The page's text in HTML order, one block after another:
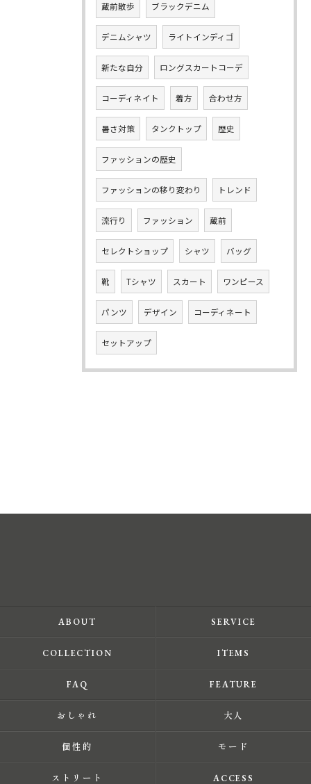
蔵前散歩 ブラックデニム
デニムシャツ ライトインディゴ
新たな自分 ロングスカートコーデ
コーディネイト 着方 合わせ方
暑さ対策 タンクトップ 歴史
ファッションの歴史
ファッションの移り変わり トレンド
流行り ファッション 蔵前
セレクトショップ シャツ バッグ
靴 Tシャツ スカート ワンピース
パンツ デザイン コーディネート
セットアップ
ABOUT SERVICE
COLLECTION ITEMS
FAQ FEATURE
おしゃれ 大人
個性的 モード
ストリート ACCESS